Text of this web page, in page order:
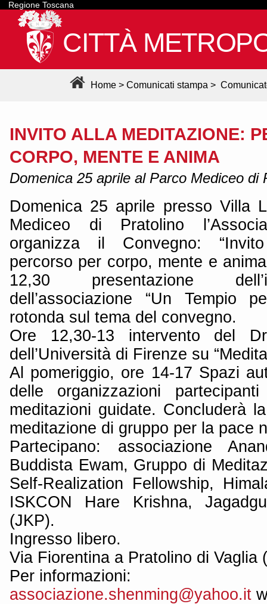
Regione Toscana
CITTÀ
Home > Comunicati stampa >
INVITO ALLA MEDITAZIONE:
CORPO, MENTE E ANIMA
Domenica 25 aprile al Parco Mediceo di
Domenica 25 aprile presso Villa
Mediceo di Pratolino
organizza il Convegno:
percorso per corpo, mente e
12,30 presentazione
dell’associazione “Un Tempio
rotonda sul tema del convegno.
Ore 12,30-13 intervento del
dell’Università di Firenze su
Al pomeriggio, ore 14-17 Spazi
delle organizzazioni
meditazioni guidate. Concluderà
meditazione di gruppo per la pace
Partecipano: associazione
Buddista Ewam, Gruppo di
Self-Realization Fellowship,
ISKCON Hare Krishna,
(JKP).
Ingresso libero.
Via Fiorentina a Pratolino di Vaglia
Per informazioni:
associazione.shenming@yahoo.it